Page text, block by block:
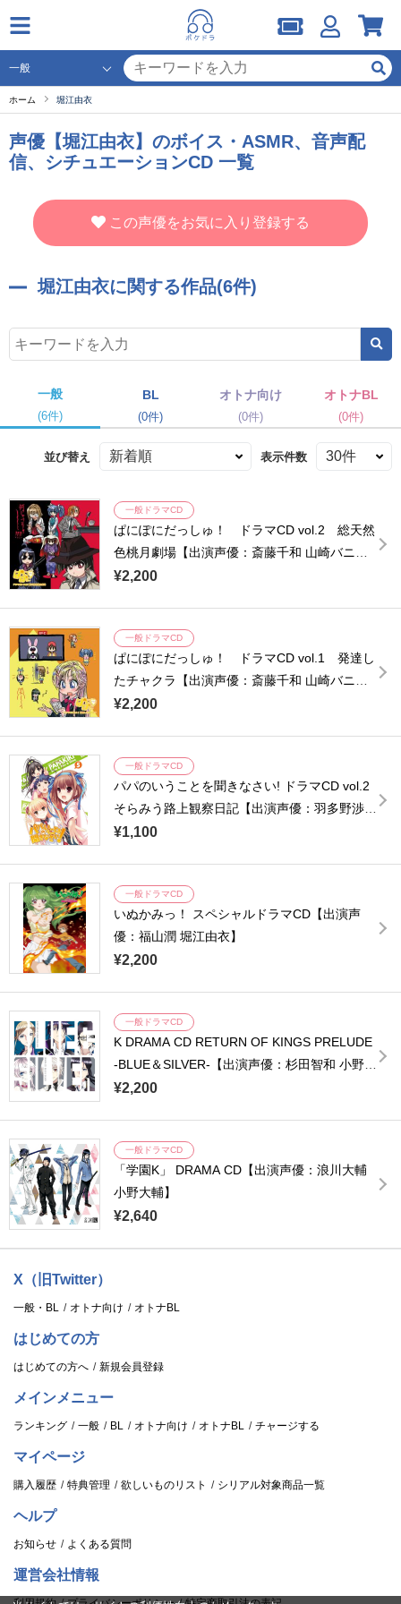
ホーム 堀江由衣
声優【堀江由衣】のボイス・ASMR、音声配
信、シチュエーションCD 一覧
この声優をお気に入り登録する
堀江由衣に関する作品(6件)
一般
(6件)
BL
(0件)
オトナ向け
(0件)
オトナBL
(0件)
並び替え 表示件数
一般ドラマCD
ぱにぽにだっしゅ！ ドラマCD vol.2 総天然
色桃月劇場【出演声優：斎藤千和 山崎バニ
ラ】
¥2,200
一般ドラマCD
ぱにぽにだっしゅ！ ドラマCD vol.1 発達し
たチャクラ【出演声優：斎藤千和 山崎バニ
ラ】
¥2,200
一般ドラマCD
パパのいうことを聞きなさい! ドラマCD vol.2
そらみう路上観察日記【出演声優：羽多野渉
上坂すみれ】
¥1,100
一般ドラマCD
いぬかみっ！ スペシャルドラマCD【出演声
優：福山潤 堀江由衣】
¥2,200
一般ドラマCD
K DRAMA CD RETURN OF KINGS PRELUDE
-BLUE＆SILVER-【出演声優：杉田智和 小野大
輔】
¥2,200
一般ドラマCD
「学園K」 DRAMA CD【出演声優：浪川大輔
小野大輔】
¥2,640
X（旧Twitter）
一般・BL オトナ向け オトナBL
はじめての方
はじめての方へ 新規会員登録
メインメニュー
ランキング 一般 BL オトナ向け オトナBL チャージする
マイページ
購入履歴 特典管理 欲しいものリスト シリアル対象商品一覧
ヘルプ
お知らせ よくある質問
運営会社情報